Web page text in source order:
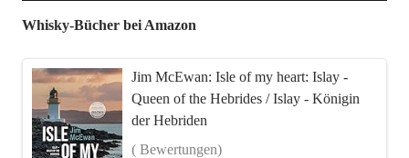
Whisky-Bücher bei Amazon
Jim McEwan: Isle of my heart: Islay -
Queen of the Hebrides / Islay - Königin
der Hebriden
( Bewertungen)